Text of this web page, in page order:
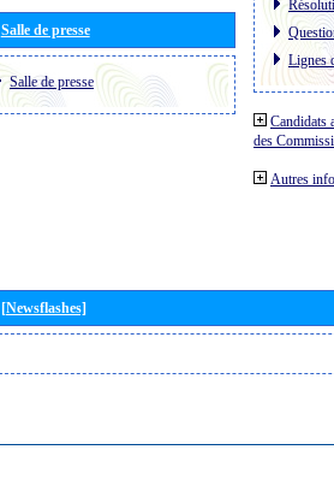
Salle de presse
Salle de presse
Lignes
Candidats
des
Autres
[Newsflashes]